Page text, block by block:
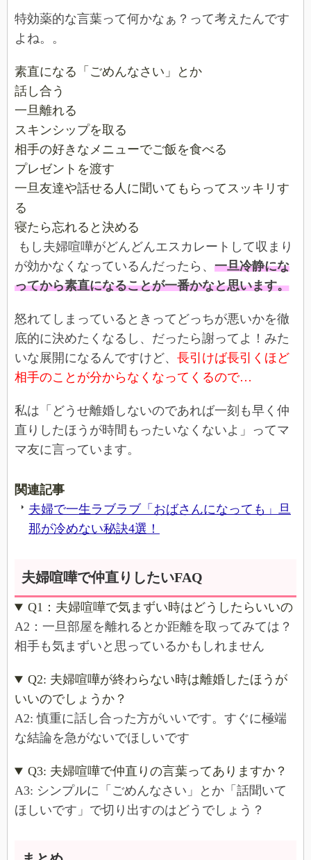
特効薬的な言葉って何かなぁ？って考えたんです
よね。。
素直になる「ごめんなさい」とか
話し合う
一旦離れる
スキンシップを取る
相手の好きなメニューでご飯を食べる
プレゼントを渡す
一旦友達や話せる人に聞いてもらってスッキリす
る
寝たら忘れると決める
もし夫婦喧嘩がどんどんエスカレートして収まり
が効かなくなっているんだったら、 一旦冷静にな
ってから素直になることが一番かなと思います。
怒れてしまっているときってどっちが悪いかを徹
底的に決めたくなるし、だったら謝ってよ！みた
いな展開になるんですけど、 長引けば長引くほど
相手のことが分からなくなってくるので…
私は「どうせ離婚しないのであれば一刻も早く仲
直りしたほうが時間もったいなくないよ」ってマ
マ友に言っています。
関連記事
夫婦で一生ラブラブ「おばさんになっても」旦
那が冷めない秘訣4選！
夫婦喧嘩で仲直りしたいFAQ
Q1：夫婦喧嘩で気まずい時はどうしたらいいの
A2：一旦部屋を離れるとか距離を取ってみては？
相手も気まずいと思っているかもしれません
Q2: 夫婦喧嘩が終わらない時は離婚したほうが
いいのでしょうか？
A2: 慎重に話し合った方がいいです。すぐに極端
な結論を急がないでほしいです
Q3: 夫婦喧嘩で仲直りの言葉ってありますか？
A3: シンプルに「ごめんなさい」とか「話聞いて
ほしいです」で切り出すのはどうでしょう？